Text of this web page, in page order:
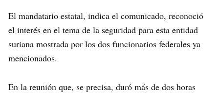
El mandatario estatal, indica el comunicado, reconoció
el interés en el tema de la seguridad para esta entidad
suriana mostrada por los dos funcionarios federales ya
mencionados.
En la reunión que, se precisa, duró más de dos horas